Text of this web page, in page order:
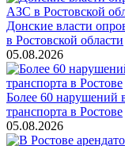
Донские власти
в Ростовской области
05.08.2026
Более 60 нарушений
транспорта в Ростове
05.08.2026